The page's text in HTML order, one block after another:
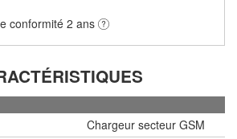
conformité 2 ans
Chargeur secteur GSM